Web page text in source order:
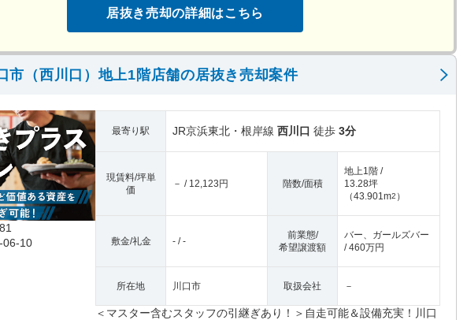
居抜き売却の詳細はこちら
市（西川口）地上1階店舗の居抜き売却案件
06-10
最寄り駅 JR京浜東北・根岸線 西川口 徒歩 3分
現賃料/坪単
価
－ / 12,123円 階数/面積
地上1階 /
13.28坪
（43.901m2 ）
敷金/礼金 - / -
前業態/
希望譲渡額
バー、ガールズバー
/ 460万円
所在地 川口市 取扱会社 －
＜マスター含むスタッフの引継ぎあり！＞自走可能＆設備充実！川口